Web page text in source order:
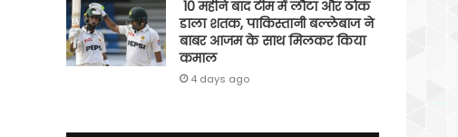
10 महीने बाद टीम में लौटा और ठोक
डाला शतक, पाकिस्तानी बल्लेबाज ने
बाबर आजम के साथ मिलकर किया
कमाल
4 days ago